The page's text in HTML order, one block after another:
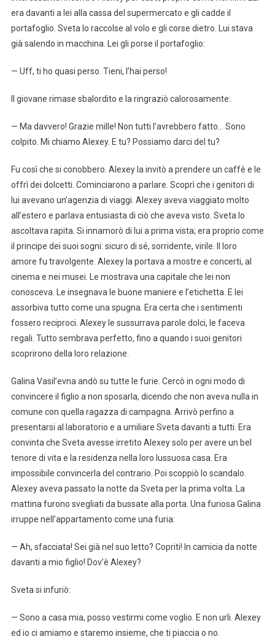
era davanti a lei alla cassa del supermercato e gli cadde il
portafoglio. Sveta lo raccolse al volo e gli corse dietro. Lui stava
già salendo in macchina. Lei gli porse il portafoglio:
— Uff, ti ho quasi perso. Tieni, l’hai perso!
Il giovane rimase sbalordito e la ringraziò calorosamente:
— Ma davvero! Grazie mille! Non tutti l’avrebbero fatto… Sono
colpito. Mi chiamo Alexey. E tu? Possiamo darci del tu?
Fu così che si conobbero. Alexey la invitò a prendere un caffè e le
offrì dei dolcetti. Cominciarono a parlare. Scoprì che i genitori di
lui avevano un’agenzia di viaggi. Alexey aveva viaggiato molto
all’estero e parlava entusiasta di ciò che aveva visto. Sveta lo
ascoltava rapita. Si innamorò di lui a prima vista; era proprio come
il principe dei suoi sogni: sicuro di sé, sorridente, virile. Il loro
amore fu travolgente. Alexey la portava a mostre e concerti, al
cinema e nei musei. Le mostrava una capitale che lei non
conosceva. Le insegnava le buone maniere e l’etichetta. E lei
assorbiva tutto come una spugna. Era certa che i sentimenti
fossero reciproci. Alexey le sussurrava parole dolci, le faceva
regali. Tutto sembrava perfetto, fino a quando i suoi genitori
scoprirono della loro relazione.
Galina Vasil’evna andò su tutte le furie. Cercò in ogni modo di
convincere il figlio a non sposarla, dicendo che non aveva nulla in
comune con quella ragazza di campagna. Arrivò perfino a
presentarsi al laboratorio e a umiliare Sveta davanti a tutti. Era
convinta che Sveta avesse irretito Alexey solo per avere un bel
tenore di vita e la residenza nella loro lussuosa casa. Era
impossibile convincerla del contrario. Poi scoppiò lo scandalo.
Alexey aveva passato la notte da Sveta per la prima volta. La
mattina furono svegliati da bussate alla porta. Una furiosa Galina
irruppe nell’appartamento come una furia:
— Ah, sfacciata! Sei già nel suo letto? Copriti! In camicia da notte
davanti a mio figlio! Dov’è Alexey?
Sveta si infuriò:
— Sono a casa mia, posso vestirmi come voglio. E non urli. Alexey
ed io ci amiamo e staremo insieme, che ti piaccia o no.